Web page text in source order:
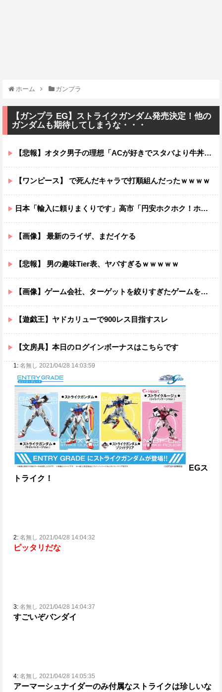
ホーム ガンプラ
【ガンプラ EG】ストライクガンダム発売決定！他の
ガンダムも期待してしまうな・・・
【悲報】オタク男子の理想「ACが好きでスタバより牛丼屋に行きたがる女」、この銀河に1人も存在しないｗｗｗｗ
【ワンピース】 で死んだキャラで打順組んだったｗｗｗｗ
日本「輸入に頼りまくりです」高市「円安ホクホク！ホクホクゥ！」←
【画像】 最新のライザ、まだイケる
【悲報】 男の趣味Tier表、ヤバすぎるｗｗｗｗｗ
【画像】ゲーム会社、ターゲットを絞りすぎたゲームを制作してしまうｗｗｗｗ
【遊戯王】ヤドカリューで900レス目指すスレ
【文房具】本日のログインボーナスはこちらです
1: 名無し 2021/04/28 14:03:59
EGス
トライク！
2: 名無し 2021/04/28 14:04:32
ピッタリだな
3: 名無し 2021/04/28 14:04:37
すごいぞバンダイ
4: 名無し 2021/04/28 14:05:35
アーマーシュナイダーのみ付属なストライクは珍しいな